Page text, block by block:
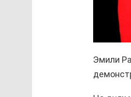
Эмили